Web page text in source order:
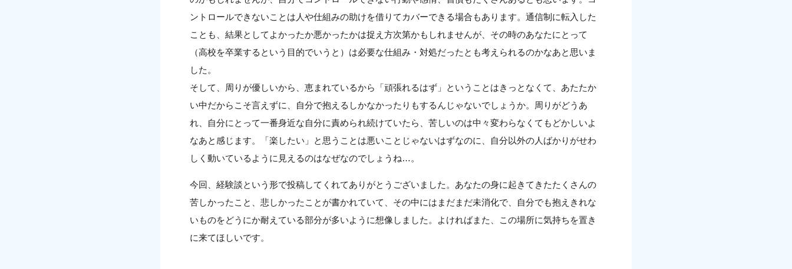
ントロールできないことは人や仕組みの助けを借りてカバーできる場合もあります。通信制に転入した
ことも、結果としてよかったか悪かったかは捉え方次第かもしれませんが、その時のあなたにとって
（高校を卒業するという目的でいうと）は必要な仕組み・対処だったとも考えられるのかなあと思いま
した。
そして、周りが優しいから、恵まれているから「頑張れるはず」ということはきっとなくて、あたたか
い中だからこそ言えずに、自分で抱えるしかなかったりもするんじゃないでしょうか。周りがどうあ
れ、自分にとって一番身近な自分に責められ続けていたら、苦しいのは中々変わらなくてもどかしいよ
なあと感じます。「楽したい」と思うことは悪いことじゃないはずなのに、自分以外の人ばかりがせわ
しく動いているように見えるのはなぜなのでしょうね…。
今回、経験談という形で投稿してくれてありがとうございました。あなたの身に起きてきたたくさんの
苦しかったこと、悲しかったことが書かれていて、その中にはまだまだ未消化で、自分でも抱えきれな
いものをどうにか耐えている部分が多いように想像しました。よければまた、この場所に気持ちを置き
に来てほしいです。